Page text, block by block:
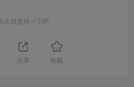
欢就支持一下吧
分享 收藏